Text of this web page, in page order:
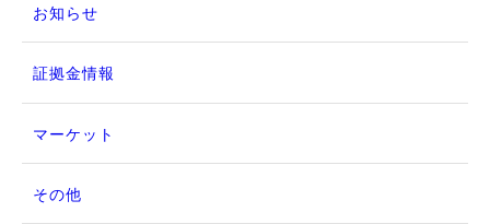
お知らせ
証拠金情報
マーケット
その他